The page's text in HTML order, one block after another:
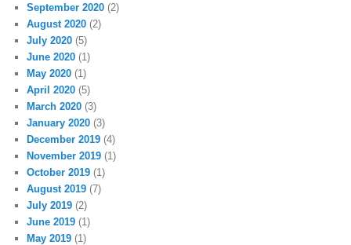
September 2020 (2)
August 2020 (2)
July 2020 (5)
June 2020 (1)
May 2020 (1)
April 2020 (5)
March 2020 (3)
January 2020 (3)
December 2019 (4)
November 2019 (1)
October 2019 (1)
August 2019 (7)
July 2019 (2)
June 2019 (1)
May 2019 (1)